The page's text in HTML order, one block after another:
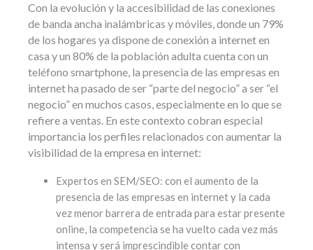
Con la evolución y la accesibilidad de las conexiones
de banda ancha inalámbricas y móviles, donde un 79%
de los hogares ya dispone de conexión a internet en
casa y un 80% de la población adulta cuenta con un
teléfono smartphone, la presencia de las empresas en
internet ha pasado de ser “parte del negocio” a ser “el
negocio” en muchos casos, especialmente en lo que se
refiere a ventas. En este contexto cobran especial
importancia los perfiles relacionados con aumentar la
visibilidad de la empresa en internet:
Expertos en SEM/SEO: con el aumento de la
presencia de las empresas en internet y la cada
vez menor barrera de entrada para estar presente
online, la competencia se ha vuelto cada vez más
intensa y será imprescindible contar con